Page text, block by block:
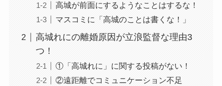
高城が前面にするようなことはするな！
マスコミに「高城のことは書くな！」
高城れにの離婚原因が立浪監督な理由3
つ！
①「高城れに」に関する投稿がない！
②遠距離でコミュニケーション不足